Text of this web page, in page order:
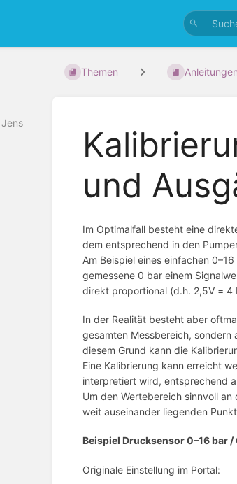
Jens
Themen
und
Im Optimalfall besteht eine
dem entsprechend in den
Am Beispiel eines einfachen
gemessene 0 bar einem
direkt proportional (d.h. 2,5V = 4
In der Realität besteht aber
gesamten Messbereich,
diesem Grund kann die
Eine Kalibrierung kann erreicht
interpretiert wird, entsprechend
Um den Wertebereich sinnvoll
weit auseinander liegenden
Beispiel Drucksensor 0–16 bar /
Originale Einstellung im Portal: